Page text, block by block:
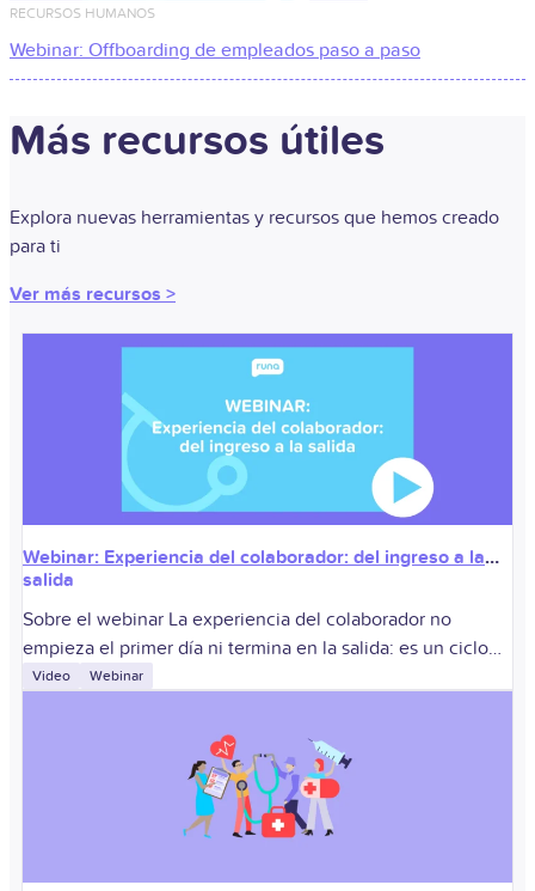
RECURSOS HUMANOS
Webinar: Offboarding de empleados paso a paso
Más recursos útiles​
Explora nuevas herramientas y recursos que hemos creado
para ti
Ver más recursos >
Webinar: Experiencia del colaborador: del ingreso a la
salida
Sobre el webinar La experiencia del colaborador no
empieza el primer día ni termina en la salida: es un ciclo
continuo que impacta la retención, el compromiso y la
Video Webinar